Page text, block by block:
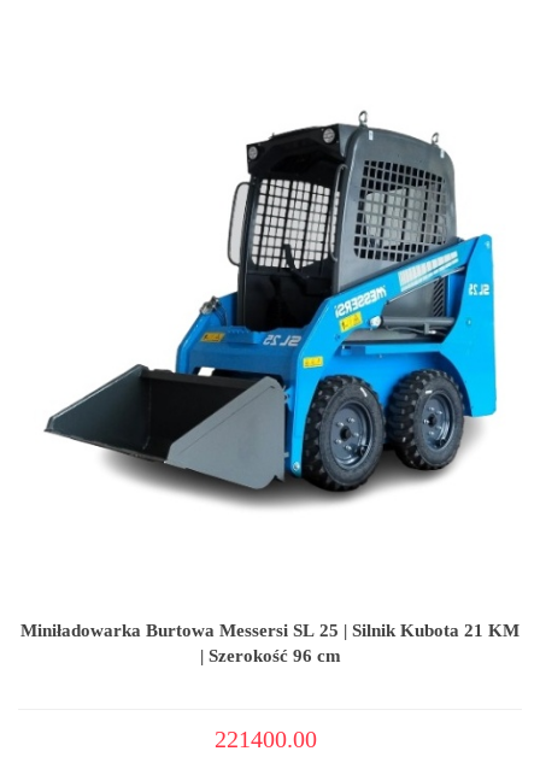
Miniładowarka Burtowa Messersi SL 25 | Silnik Kubota 21 KM
| Szerokość 96 cm
221400.00